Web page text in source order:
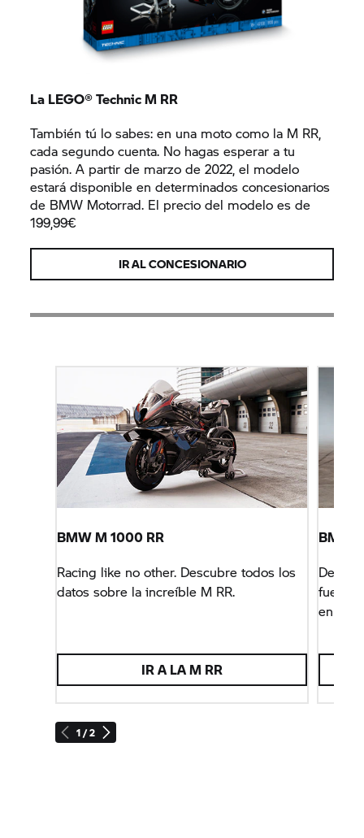
La LEGO® Technic M RR
También tú lo sabes: en una moto como la M RR,
cada segundo cuenta. No hagas esperar a tu
pasión. A partir de marzo de 2022, el modelo
estará disponible en determinados concesionarios
de BMW Motorrad. El precio del modelo es de
199,99€
IR AL CONCESIONARIO
1 / 2
BMW M 1000 RR
Racing like no other. Descubre todos los
datos sobre la increíble M RR.
IR A LA M RR
BMW
fuertes
en